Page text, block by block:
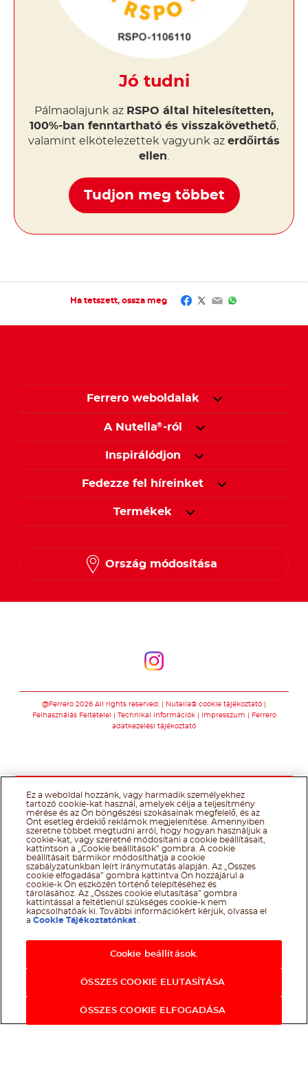
Jó tudni
Pálmaolajunk az RSPO által hitelesítetten,
100%-ban fenntartható és visszakövethető,
valamint elkötelezettek vagyunk az erdőirtás
ellen
Tudjon meg többet
Ha tetszett, ossza meg Facebook
Twitter
EmailWhatsApp
Ferrero weboldalak
A Nutella®-ról
Inspirálódjon
Fedezze fel híreinket
Termékek
Ország módosítása
@Ferrero 2026 All rights reserved.
Nutella® cookie tájékoztató
Felhasználás Feltételei
Technikai információk Impresszum
Ferrero
adatkezelési tájékoztató
Ez a weboldal hozzánk, vagy harmadik személyekhez
tartozó cookie-kat használ, amelyek célja a teljesítmény
mérése és az Ön böngészési szokásainak megfelelő, és az
Önt esetleg érdeklő reklámok megjelenítése. Amennyiben
szeretne többet megtudni arról, hogy hogyan használjuk a
cookie-kat, vagy szeretné módosítani a cookie beállításait,
kattintson a „Cookie beállítások” gombra. A cookie
beállításait bármikor módosíthatja a cookie
szabályzatunkban leírt iránymutatás alapján. Az „Összes
cookie elfogadása” gombra kattintva Ön hozzájárul a
cookie-k Ön eszközén történő telepítéséhez és
tárolásához. Az „Összes cookie elutasítása” gombra
kattintással a feltétlenül szükséges cookie-k nem
kapcsolhatóak ki. További információkért kérjük, olvassa el
aCookie Tájékoztatónkat
Cookie beállítások.
ÖSSZES COOKIE ELUTASÍTÁSA
ÖSSZES COOKIE ELFOGADÁSA